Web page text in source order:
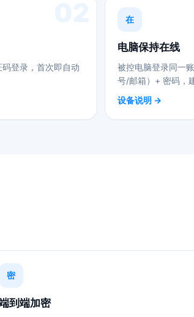
登录，首次即自动
在
电脑保持在线
被控电脑登录同一
号/邮箱）+ 密码，
设备说明 →
密
到端加密